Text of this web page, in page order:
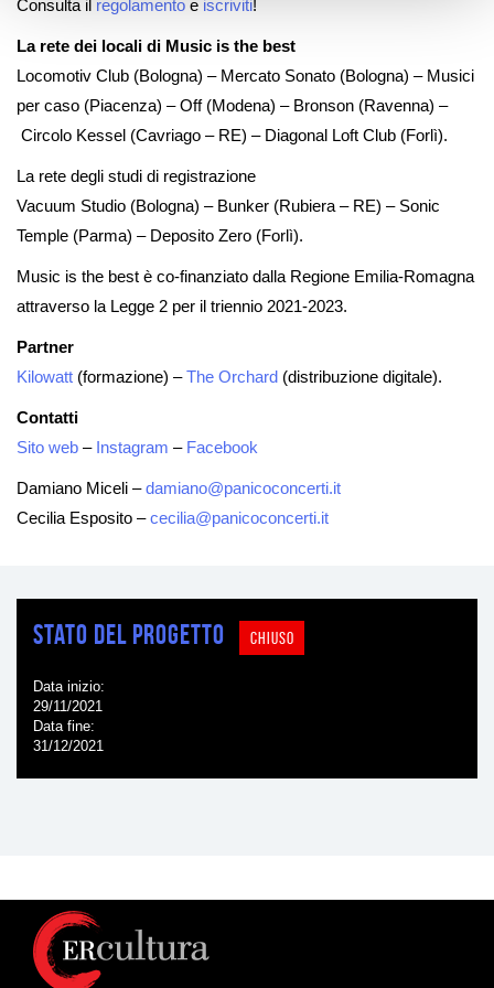
Consulta il regolamento e iscriviti!
La rete dei locali di Music is the best
Locomotiv Club (Bologna) – Mercato Sonato (Bologna) – Musici
per caso (Piacenza) – Off (Modena) – Bronson (Ravenna) –
Circolo Kessel (Cavriago – RE) – Diagonal Loft Club (Forlì).
La rete degli studi di registrazione
Vacuum Studio (Bologna) – Bunker (Rubiera – RE) – Sonic
Temple (Parma) – Deposito Zero (Forlì).
Music is the best è co-finanziato dalla Regione Emilia-Romagna
attraverso la Legge 2 per il triennio 2021-2023.
Partner
Kilowatt (formazione) –The Orchard (distribuzione digitale).
Contatti
Sito web – Instagram – Facebook
Damiano Miceli –damiano@panicoconcerti.it
Cecilia Esposito –cecilia@panicoconcerti.it
Stato del progetto CHIUSO
Data inizio
29/11/2021
Data fine
31/12/2021